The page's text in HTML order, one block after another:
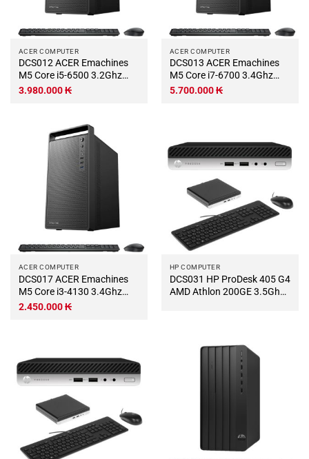
ACER COMPUTER
DCS012 ACER Emachines
M5 Core i5-6500 3.2Ghz
Turbo 3.6Ghz RAM DDR4
3.980.000₭
ACER COMPUTER
DCS013 ACER Emachines
M5 Core i7-6700 3.4Ghz
Turbo 4.0Ghz RAM DDR4
5.700.000₭
ACER COMPUTER
DCS017 ACER Emachines
M5 Core i3-4130 3.4Ghz
RAM DDR3 8Gb SSD 120Gb
2.450.000₭
HP COMPUTER
DCS031 HP ProDesk 405 G4
AMD Athlon 200GE 3.5Ghz